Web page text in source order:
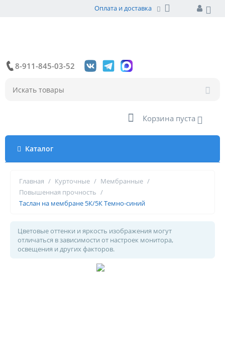
Оплата и доставка
8-911-845-03-52
Корзина пуста
Каталог
Главная / Курточные / Мембранные /
Повышенная прочность /
Таслан на мембране 5К/5К Темно-синий
Цветовые оттенки и яркость изображения могут
отличаться в зависимости от настроек монитора,
освещения и других факторов.